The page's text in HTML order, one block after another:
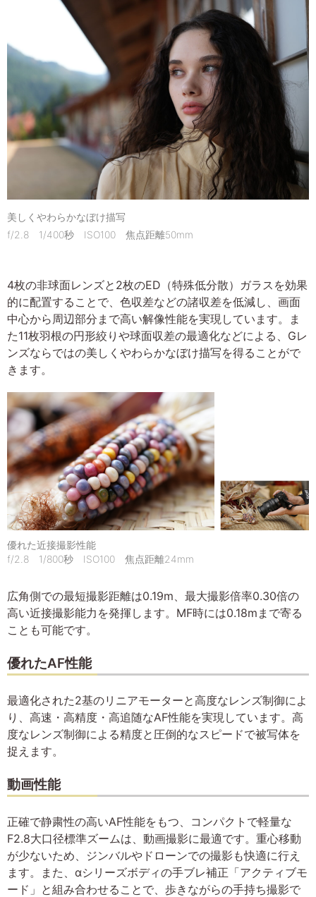
美しくやわらかなぼけ描写
f/2.8 1/400秒 ISO100 焦点距離50mm
4枚の非球面レンズと2枚のED（特殊低分散）ガラスを効果
的に配置することで、色収差などの諸収差を低減し、画面
中心から周辺部分まで高い解像性能を実現しています。ま
た11枚羽根の円形絞りや球面収差の最適化などによる、Gレ
ンズならではの美しくやわらかなぼけ描写を得ることがで
きます。
優れた近接撮影性能
f/2.8 1/800秒 ISO100 焦点距離24mm
広角側での最短撮影距離は0.19m、最大撮影倍率0.30倍の
高い近接撮影能力を発揮します。MF時には0.18mまで寄る
ことも可能です。
優れたAF性能
最適化された2基のリニアモーターと高度なレンズ制御によ
り、高速・高精度・高追随なAF性能を実現しています。高
度なレンズ制御による精度と圧倒的なスピードで被写体を
捉えます。
動画性能
正確で静粛性の高いAF性能をもつ、コンパクトで軽量な
F2.8大口径標準ズームは、動画撮影に最適です。重心移動
が少ないため、ジンバルやドローンでの撮影も快適に行え
ます。また、αシリーズボディの手ブレ補正「アクティブモ
ード」と組み合わせることで、歩きながらの手持ち撮影で